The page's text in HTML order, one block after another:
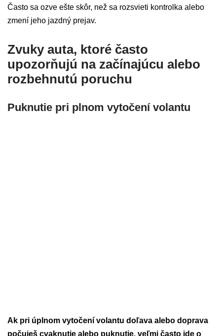
Často sa ozve ešte skôr, než sa rozsvieti kontrolka alebo
zmení jeho jazdný prejav.
Zvuky auta, ktoré často
upozorňujú na začínajúcu alebo
rozbehnutú poruchu
Puknutie pri plnom vytočení volantu
Ak pri úplnom vytočení volantu doľava alebo doprava
počuješ cvaknutie alebo puknutie, veľmi často ide o